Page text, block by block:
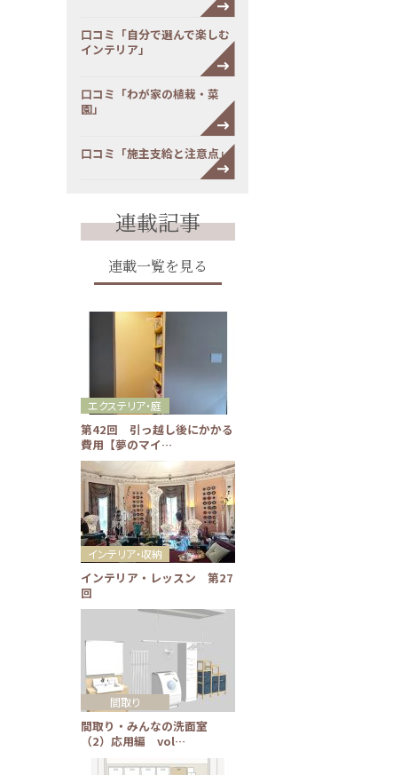
口コミ「自分で選んで楽しむ
インテリア」
口コミ「わが家の植栽・菜
園」
口コミ「施主支給と注意点」
連載記事
連載一覧を見る
第42回 引っ越し後にかかる
費用【夢のマイ…
エクステリア・庭
インテリア・レッスン 第27
回
インテリア・収納
間取り・みんなの洗面室
（2）応用編 vol…
間取り